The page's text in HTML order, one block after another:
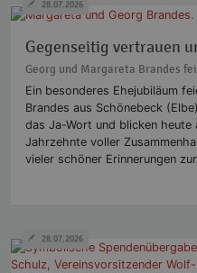
Gegenseitig vertrauen
Georg und Margareta Brandes
Ein besonderes Ehejubiläum
Brandes aus Schönebeck
das Ja-Wort und blicken heute
Jahrzehnte voller
vieler schöner Erinnerungen
28.07.2026
28.07.2026